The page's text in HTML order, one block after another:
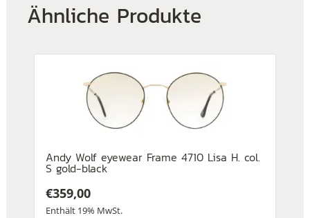
Ähnliche Produkte
Andy Wolf eyewear Frame 4710 Lisa H. col.
S gold-black
€359,00
Enthält 19% MwSt.